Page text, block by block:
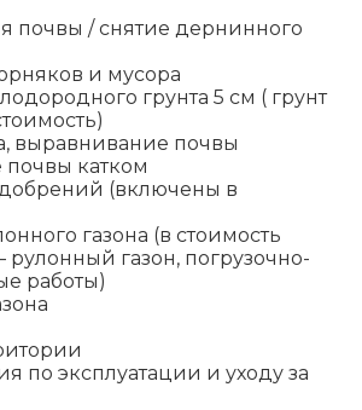
почвы / снятие дернинного
и мусора
грунта 5 см ( грунт
выравнивание почвы
почвы катком
(включены в
газона (в стоимость
газон, погрузочно-
работы)
по эксплуатации и уходу за